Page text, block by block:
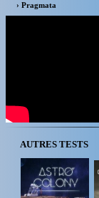
› Pragmata
AUTRES TESTS